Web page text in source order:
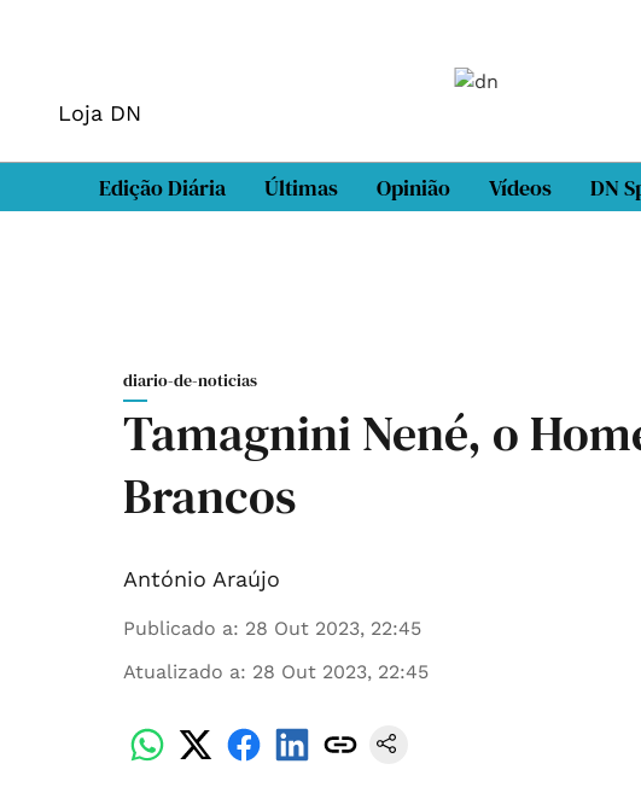
Loja DN
Edição Diária Últimas Opinião Vídeos DN
diario-de-noticias
Tamagnini Nené, o
Brancos
António Araújo
Publicado a: 28 Out 2023, 22:45
Atualizado a: 28 Out 2023, 22:45